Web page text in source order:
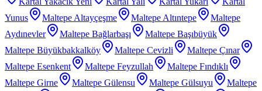
Yunus
Maltepe Altayçeşme Maltepe Altıntepe
Maltepe
Aydınevler
Maltepe Bağlarbaşı
Maltepe Başıbüyük
Maltepe Büyükbakkalköy
Maltepe Cevizli
Maltepe Çınar
Maltepe Esenkent
Maltepe Feyzullah
Maltepe Fındıklı
Maltepe Girne
Maltepe Gülensu Maltepe Gülsuyu
Maltepe